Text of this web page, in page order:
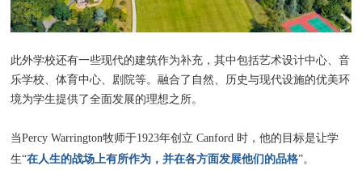
此外学校还有一些现代的建筑作为补充，其中包括艺术设计中心、音
乐学校、体育中心、剧院等。融合了自然、历史与现代设施的优美环
境为学生提供了全面发展的理想之所。
当Percy Warrington牧师于1923年创立 Canford 时，他的目标是让学
生“在人生的战场上有所作为，并在各方面发展他们的品格”。